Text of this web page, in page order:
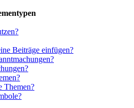
Beiträge einfügen?
Themen?